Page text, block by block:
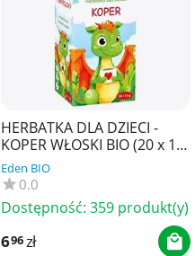
HERBATKA DLA DZIECI -
KOPER WŁOSKI BIO (20 x 1,5
g) 30 g - APOTHEKE
Eden BIO
0.0
Dostępność: 359 produkt(y)
696zł